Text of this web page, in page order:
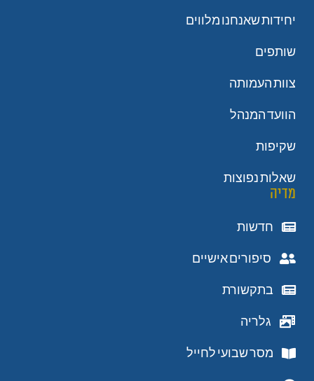
יחידות שאנחנו מלווים
שותפים
צוות העמותה
הוועד המנהל
שקיפות
שאלות נפוצות
מדיה
חדשות
סיפורים אישיים
בתקשורת
גלריה
מסר שבועי לחייל